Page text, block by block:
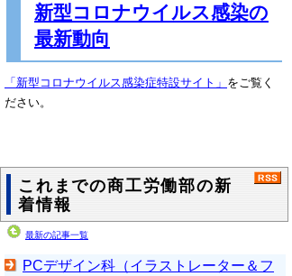
新型コロナウイルス感染の
最新動向
「新型コロナウイルス感染症特設サイト」 をご覧く
ださい。
これまでの商工労働部の新
着情報
最新の記事一覧
PCデザイン科（イラストレーター＆フ